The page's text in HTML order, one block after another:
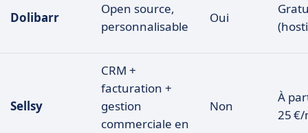
Dolibarr
Open source,
personnalisable
Oui
Sellsy
CRM +
facturation +
gestion
commerciale en
Non
À
25